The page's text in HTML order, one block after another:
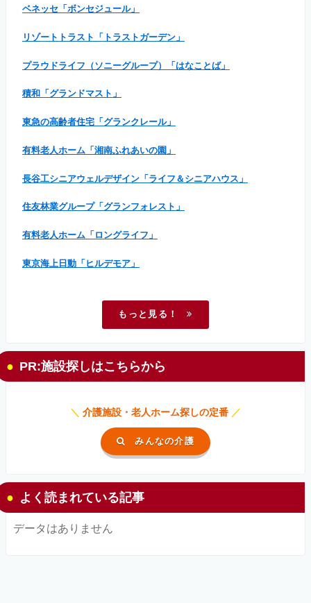
ベネッセ「ボンセジュール」
リゾートトラスト「トラストガーデン」
プラウドライフ（ソニーグループ）「はなことば」
積和「グランドマスト」
東急の高齢者住宅「グランクレール」
有料老人ホーム「湘南ふれあいの園」
長谷工シニアウェルデザイン「ライフ＆シニアハウス」
住友林業グループ「グランフォレスト」
有料老人ホーム「ロングライフ」
東京海上日動「ヒルデモア」
もっと見る！
PR:施設探しはこちらから
＼ 介護施設・老人ホーム探しの定番 ／
みんなの介護
よく読まれている記事
データはありません